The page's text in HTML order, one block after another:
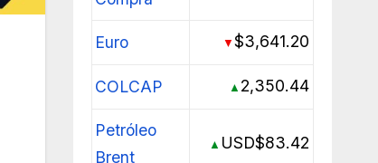
Euro ▼$3,641.20
COLCAP ▲ 2,350.44
Petróleo
Brent
▲ USD$83.42